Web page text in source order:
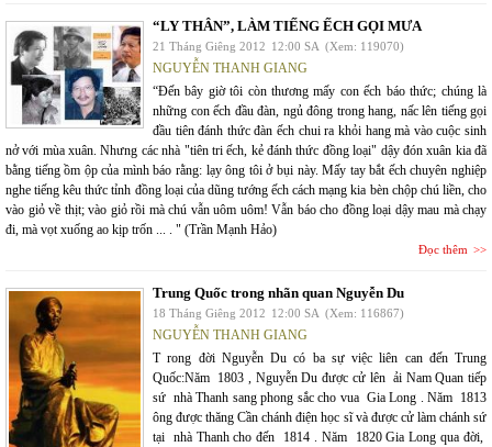
“LY THÂN”, LÀM TIẾNG ẾCH GỌI MƯA
21 Tháng Giêng 2012 12:00 SA (Xem: 119070)
NGUYỄN THANH GIANG
“Đến bây giờ tôi còn thương mấy con ếch báo thức; chúng là
những con ếch đầu đàn, ngủ đông trong hang, nấc lên tiếng gọi
đầu tiên đánh thức đàn ếch chui ra khỏi hang mà vào cuộc sinh
nở với mùa xuân. Nhưng các nhà "tiên tri ếch, kẻ đánh thức đồng loại" dậy đón xuân kia đã
bằng tiếng ồm ộp của mình báo rằng: lạy ông tôi ở bụi này. Mấy tay bắt ếch chuyên nghiệp
nghe tiếng kêu thức tỉnh đồng loại của dũng tướng ếch cách mạng kia bèn chộp chú liền, cho
vào giỏ về thịt; vào giỏ rồi mà chú vẫn uôm uôm! Vẫn báo cho đồng loại dậy mau mà chạy
đi, mà vọt xuống ao kịp trốn ... . " (Trần Mạnh Hảo)
Đọc thêm
Trung Quốc trong nhãn quan Nguyễn Du
18 Tháng Giêng 2012 12:00 SA (Xem: 116867)
NGUYỄN THANH GIANG
T rong đời Nguyễn Du có ba sự việc liên can đến Trung
Quốc:Năm 1803 , Nguyễn Du được cử lên ải Nam Quan tiếp
sứ nhà Thanh sang phong sắc cho vua Gia Long . Năm 1813
ông được thăng Cần chánh điện học sĩ và được cử làm chánh sứ
tại nhà Thanh cho đến 1814 . Năm 1820 Gia Long qua đời,